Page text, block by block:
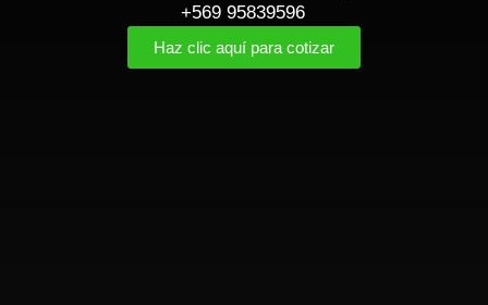
+569 95839596
Haz clic aquí para cotizar